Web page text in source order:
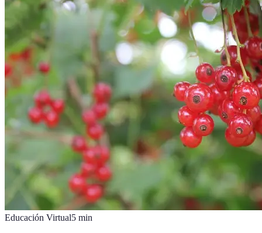
Educación Virtual5 min